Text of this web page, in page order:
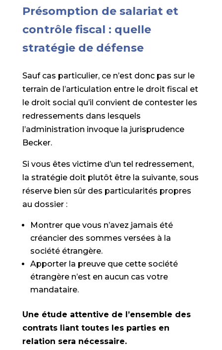
Présomption de salariat et
contrôle fiscal : quelle
stratégie de défense
Sauf cas particulier, ce n’est donc pas sur le
terrain de l’articulation entre le droit fiscal et
le droit social qu’il convient de contester les
redressements dans lesquels
l’administration invoque la jurisprudence
Becker.
Si vous êtes victime d’un tel redressement,
la stratégie doit plutôt être la suivante, sous
réserve bien sûr des particularités propres
au dossier :
Montrer que vous n’avez jamais été
créancier des sommes versées à la
société étrangère.
Apporter la preuve que cette société
étrangère n’est en aucun cas votre
mandataire.
Une étude attentive de l’ensemble des
contrats liant toutes les parties en
relation sera nécessaire.